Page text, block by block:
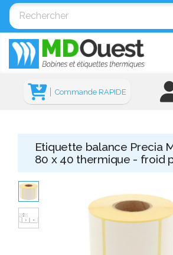
Commande RAPIDE
Etiquette balance Precia
80 x 40 thermique - froid